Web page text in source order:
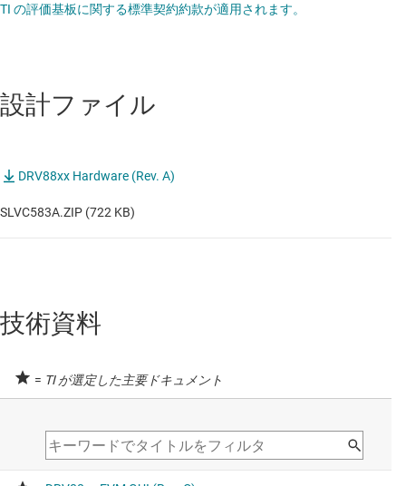
TI の評価基板に関する標準契約約款が適用されます。
設計ファイル
DRV88xx Hardware (Rev. A)
SLVC583A.ZIP (722 KB)
技術資料
= TI が選定した主要ドキュメント